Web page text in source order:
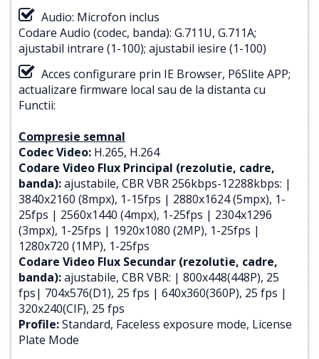
Audio: Microfon inclus
Codare Audio (codec, banda): G.711U, G.711A;
ajustabil intrare (1-100); ajustabil iesire (1-100)
Acces configurare prin IE Browser, P6Slite APP;
actualizare firmware local sau de la distanta cu
Functii:
Compresie semnal
Codec Video: H.265, H.264
Codare Video Flux Principal (rezolutie, cadre,
banda):ajustabile, CBR VBR 256kbps-12288kbps: |
3840x2160 (8mpx), 1-15fps | 2880x1624 (5mpx), 1-
25fps | 2560x1440 (4mpx), 1-25fps | 2304x1296
(3mpx), 1-25fps | 1920x1080 (2MP), 1-25fps |
1280x720 (1MP), 1-25fps
Codare Video Flux Secundar (rezolutie, cadre,
banda):ajustabile, CBR VBR: | 800x448(448P), 25
fps| 704x576(D1), 25 fps | 640x360(360P), 25 fps |
320x240(CIF), 25 fps
Profile:Standard, Faceless exposure mode, License
Plate Mode